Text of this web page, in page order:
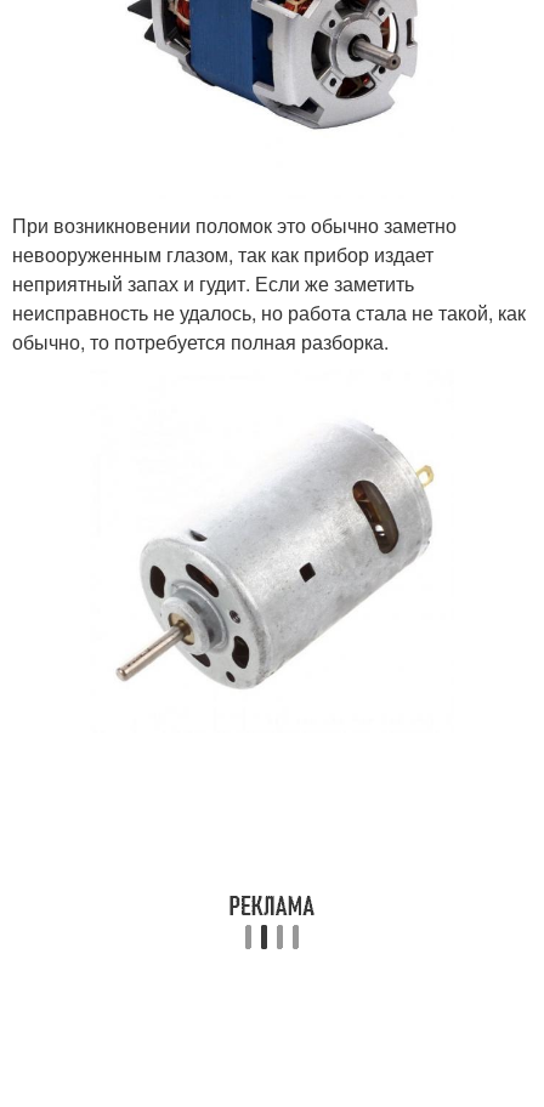
При возникновении поломок это обычно заметно
невооруженным глазом, так как прибор издает
неприятный запах и гудит. Если же заметить
неисправность не удалось, но работа стала не такой, как
обычно, то потребуется полная разборка.